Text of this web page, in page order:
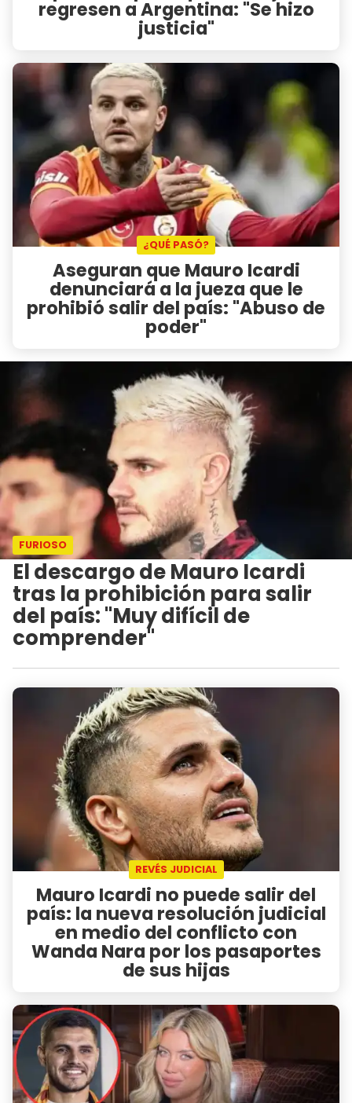
regresen a Argentina: "Se hizo
justicia"
¿QUÉ PASÓ?
Aseguran que Mauro Icardi
denunciará a la jueza que le
prohibió salir del país: "Abuso de
poder"
FURIOSO
El descargo de Mauro Icardi
tras la prohibición para salir
del país: "Muy difícil de
comprender"
REVÉS JUDICIAL
Mauro Icardi no puede salir del
país: la nueva resolución judicial
en medio del conflicto con
Wanda Nara por los pasaportes
de sus hijas